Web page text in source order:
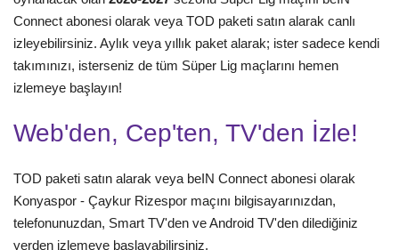
Connect abonesi olarak veya TOD paketi satın alarak canlı
izleyebilirsiniz. Aylık veya yıllık paket alarak; ister sadece kendi
takımınızı, isterseniz de tüm Süper Lig maçlarını hemen
izlemeye başlayın!
Web'den, Cep'ten, TV'den İzle!
TOD paketi satın alarak veya beIN Connect abonesi olarak
Konyaspor - Çaykur Rizespor maçını bilgisayarınızdan,
telefonunuzdan, Smart TV'den ve Android TV'den dilediğiniz
yerden izlemeye başlayabilirsiniz.